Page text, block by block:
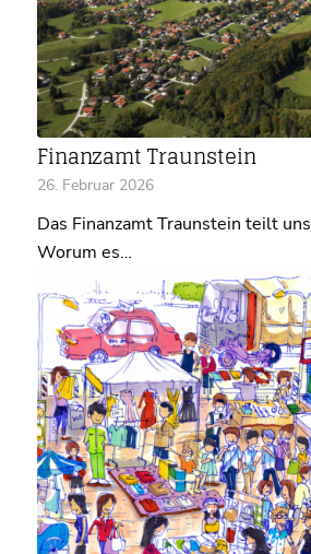
Finanzamt Traunstein
26. Februar 2026
Das Finanzamt Traunstein teilt
Worum es…